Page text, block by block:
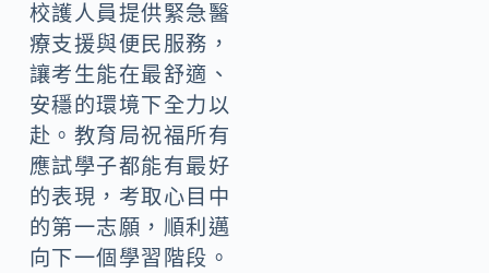
校護人員提供緊急醫
療支援與便民服務，
讓考生能在最舒適、
安穩的環境下全力以
赴。教育局祝福所有
應試學子都能有最好
的表現，考取心目中
的第一志願，順利邁
向下一個學習階段。